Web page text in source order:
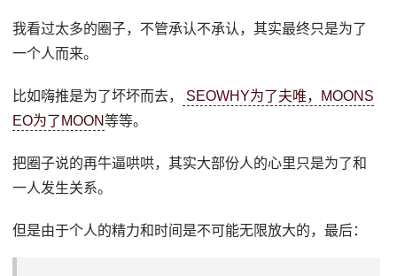
我看过太多的圈子，不管承认不承认，其实最终只是为了
一个人而来。
比如嗨推是为了坏坏而去，
SEOWHY为了夫唯，MOONS
EO为了MOON等等。
把圈子说的再牛逼哄哄，其实大部份人的心里只是为了和
一人发生关系。
但是由于个人的精力和时间是不可能无限放大的，最后：